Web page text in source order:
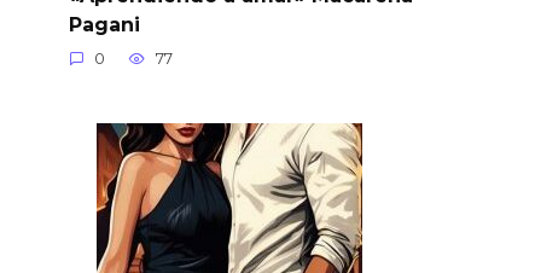
Pagani
0 77